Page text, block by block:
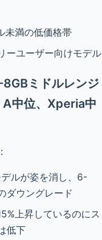
未満の低価格帯
ーユーザー向けモデル
ミドルレンジ
A中位、Xperia中
：
デルが姿を消し、6-
ダウングレード
上昇しているのにス
低下